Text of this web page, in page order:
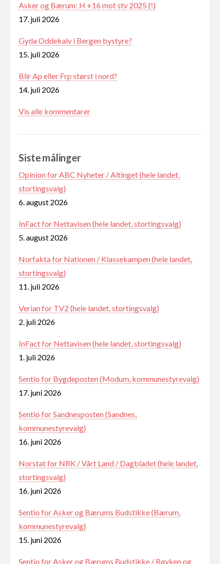
Asker og Bærum: H +16 mot stv 2025 (!)
17. juli 2026
Gyda Oddekalv i Bergen bystyre?
15. juli 2026
Blir Ap eller Frp størst i nord?
14. juli 2026
Vis alle kommentarer
Siste målinger
Opinion for ABC Nyheter / Altinget (hele landet,
stortingsvalg)
6. august 2026
InFact for Nettavisen (hele landet, stortingsvalg)
5. august 2026
Norfakta for Nationen / Klassekampen (hele landet,
stortingsvalg)
11. juli 2026
Verian for TV2 (hele landet, stortingsvalg)
2. juli 2026
InFact for Nettavisen (hele landet, stortingsvalg)
1. juli 2026
Sentio for Bygdeposten (Modum, kommunestyrevalg)
17. juni 2026
Sentio for Sandnesposten (Sandnes,
kommunestyrevalg)
16. juni 2026
Norstat for NRK / Vårt Land / Dagbladet (hele landet,
stortingsvalg)
16. juni 2026
Sentio for Asker og Bærums Budstikke (Bærum,
kommunestyrevalg)
15. juni 2026
Sentio for Asker og Bærums Budstikke / Røyken og